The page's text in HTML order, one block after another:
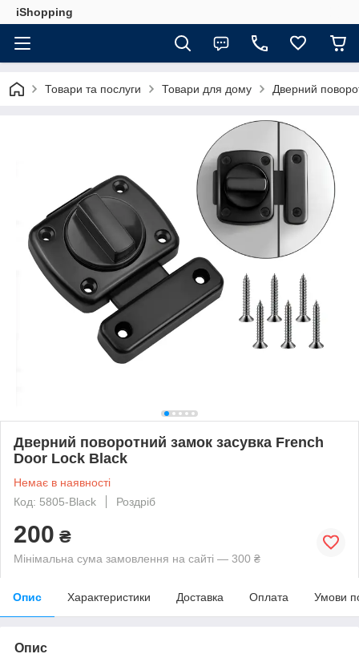
iShopping
Товари та послуги Товари для дому Дверний
Дверний поворотний замок засувка French
Door Lock Black
Немає в наявності
Код: 5805-Black
Роздріб
200 ₴
Мінімальна сума замовлення на сайті — 300 ₴
Опис Характеристики Доставка Оплата Умови
Опис